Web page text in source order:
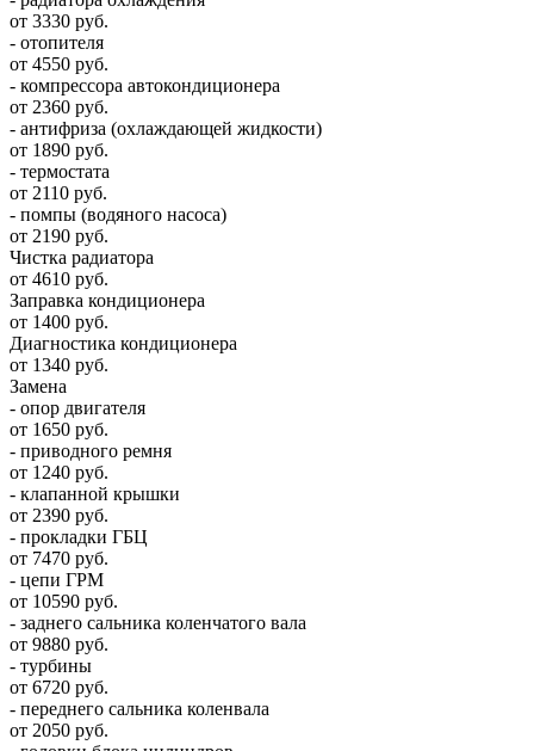
от 3330 руб.
- отопителя
от 4550 руб.
- компрессора автокондиционера
от 2360 руб.
- антифриза (охлаждающей жидкости)
от 1890 руб.
- термостата
от 2110 руб.
- помпы (водяного насоса)
от 2190 руб.
Чистка радиатора
от 4610 руб.
Заправка кондиционера
от 1400 руб.
Диагностика кондиционера
от 1340 руб.
Замена
- опор двигателя
от 1650 руб.
- приводного ремня
от 1240 руб.
- клапанной крышки
от 2390 руб.
- прокладки ГБЦ
от 7470 руб.
- цепи ГРМ
от 10590 руб.
- заднего сальника коленчатого вала
от 9880 руб.
- турбины
от 6720 руб.
- переднего сальника коленвала
от 2050 руб.